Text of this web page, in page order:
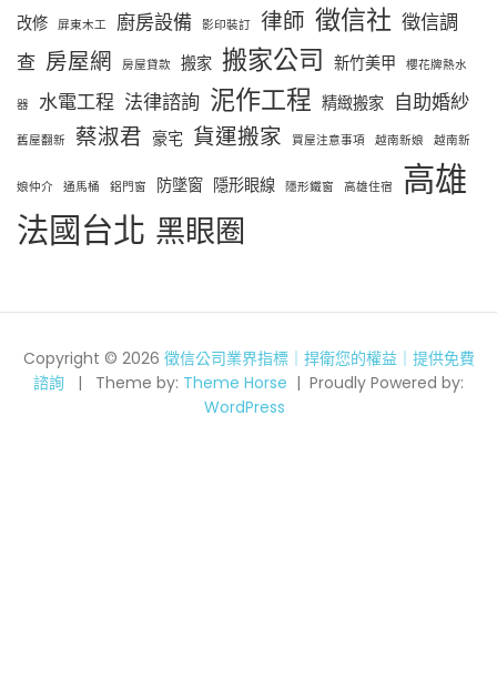
改修 屏東木工 廚房設備 影印裝訂 律師 徵信社 徵信調
查 房屋網 房屋貸款 搬家 搬家公司 新竹美甲 櫻花牌熱水
器 水電工程 法律諮詢 泥作工程 精緻搬家 自助婚紗
舊屋翻新 蔡淑君 豪宅 貨運搬家 買屋注意事項 越南新娘 越南新
娘仲介 通馬桶 鋁門窗 防墜窗 隱形眼線 隱形鐵窗 高雄住宿
高雄
法國台北 黑眼圈
Copyright © 2026 徵信公司業界指標｜捍衛您的權益｜提供免費
諮詢
Theme by: Theme Horse
Proudly Powered by:
WordPress